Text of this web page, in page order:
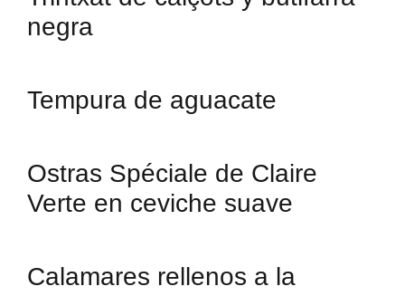
negra
Tempura de aguacate
Ostras Spéciale de Claire
Verte en ceviche suave
Calamares rellenos a la